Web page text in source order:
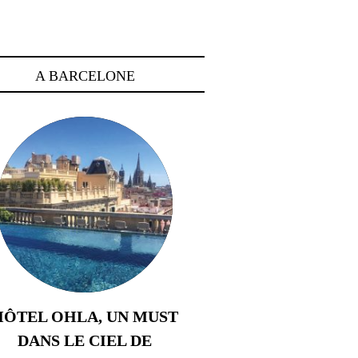
A BARCELONE
OHLA, UN MUST
DANS LE CIEL DE